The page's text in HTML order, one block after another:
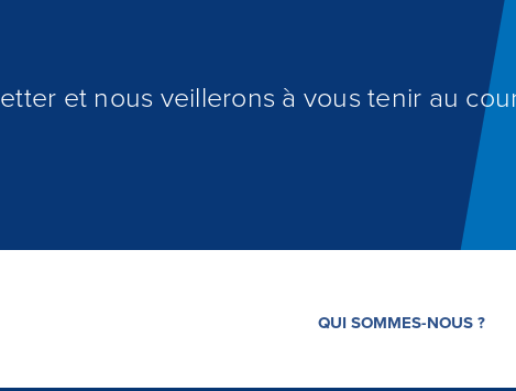
et nous veillerons à vous tenir au
QUI SOMMES-NOUS ?